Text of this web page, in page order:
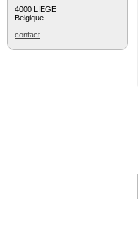
4000 LIEGE
Belgique
contact